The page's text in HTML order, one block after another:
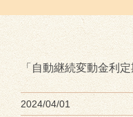
「自動継続変動金利
2024/04/01